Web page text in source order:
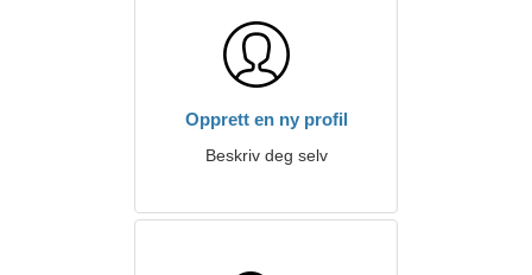
Opprett en ny profil
Beskriv deg selv